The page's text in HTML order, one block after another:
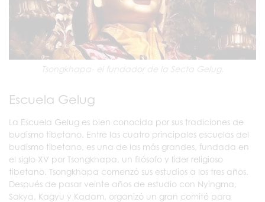
Tsongkhapa- el fundador de la Secta Gelug.
Escuela Gelug
La Escuela Gelug es bien conocida por sus tradiciones de
budismo tibetano. Entre las cuatro principales escuelas del
budismo tibetano, es una de las más grandes, fundada en
el siglo XV por Tsongkhapa, un filósofo y líder religioso
tibetano. Tsongkhapa comenzó sus estudios a los tres años.
Después de pasar veinte años de estudio con Nyingma,
Sakya, Kagyu y Kadam, organizó un gran comité para